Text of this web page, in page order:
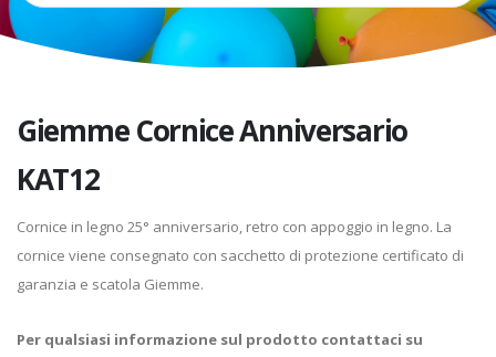
Giemme Cornice Anniversario
KAT12
Cornice in legno 25° anniversario, retro con appoggio in legno. La
cornice viene consegnato con sacchetto di protezione certificato di
garanzia e scatola Giemme.
Per qualsiasi informazione sul prodotto contattaci su